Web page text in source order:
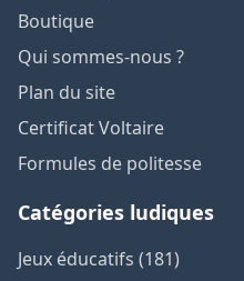
Boutique
Qui sommes-nous ?
Plan du site
Certificat Voltaire
Formules de politesse
Catégories ludiques
Jeux éducatifs (181)